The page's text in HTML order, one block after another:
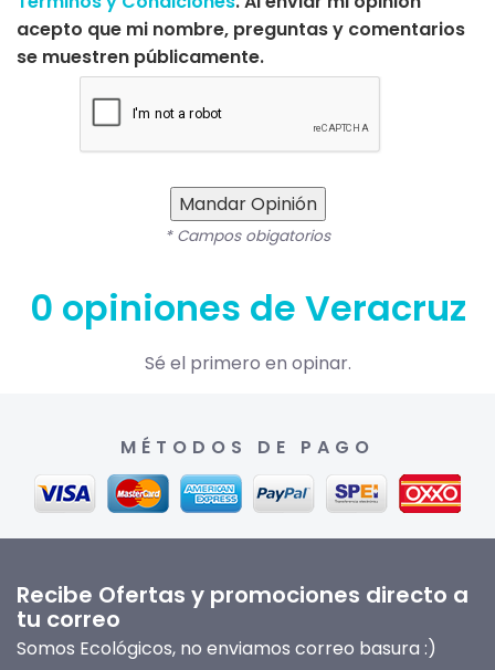
acepto que mi nombre, preguntas y comentarios
se muestren públicamente.
Mandar Opinión
* Campos obigatorios
0 opiniones de Veracruz
Sé el primero en opinar.
MÉTODOS DE PAGO
Recibe Ofertas y promociones directo a
tu correo
Somos Ecológicos, no enviamos correo basura :)